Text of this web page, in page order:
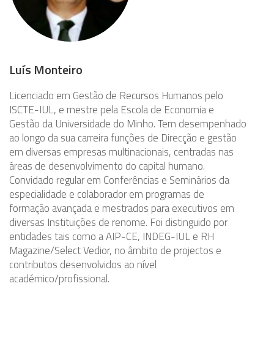
Luís Monteiro
Licenciado em Gestão de Recursos Humanos pelo
ISCTE-IUL, e mestre pela Escola de Economia e
Gestão da Universidade do Minho. Tem desempenhado
ao longo da sua carreira funções de Direcção e gestão
em diversas empresas multinacionais, centradas nas
áreas de desenvolvimento do capital humano.
Convidado regular em Conferências e Seminários da
especialidade e colaborador em programas de
formação avançada e mestrados para executivos em
diversas Instituições de renome. Foi distinguido por
entidades tais como a AIP-CE, INDEG-IUL e RH
Magazine/Select Vedior, no âmbito de projectos e
contributos desenvolvidos ao nível
académico/profissional.